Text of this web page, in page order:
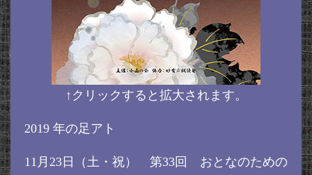
↑クリックすると拡大されます。
2019 年の足アト
11月23日（土・祝） 第33回 おとなのための